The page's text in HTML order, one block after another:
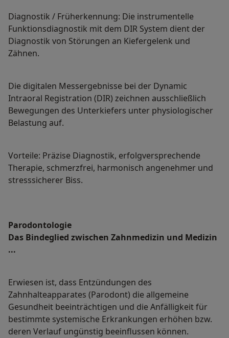
Diagnostik / Früherkennung: Die instrumentelle
Funktionsdiagnostik mit dem DIR System dient der
Diagnostik von Störungen an Kiefergelenk und
Zähnen.
Die digitalen Messergebnisse bei der Dynamic
Intraoral Registration (DIR) zeichnen ausschließlich
Bewegungen des Unterkiefers unter physiologischer
Belastung auf.
Vorteile: Präzise Diagnostik, erfolgversprechende
Therapie, schmerzfrei, harmonisch angenehmer und
stresssicherer Biss.
Parodontologie
Das Bindeglied zwischen Zahnmedizin und Medizin
...
Erwiesen ist, dass Entzündungen des
Zahnhalteapparates (Parodont) die allgemeine
Gesundheit beeinträchtigen und die Anfälligkeit für
bestimmte systemische Erkrankungen erhöhen bzw.
deren Verlauf ungünstig beeinflussen können.